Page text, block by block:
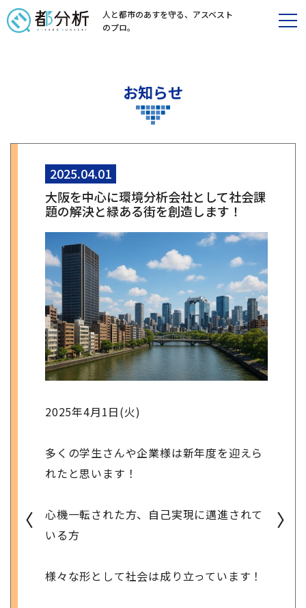
人と都市のあすを守る、 アスベスト
のプロ。
お知らせ
2025.04.01
大阪を中心に環境分析会社として社会課
題の解決と緑ある街を創造します！
2025年4月1日(火)
多くの学生さんや企業様は新年度を迎えら
れたと思います！
心機一転された方、自己実現に邁進されて
いる方
様々な形として社会は成り立っています！
〈 〉